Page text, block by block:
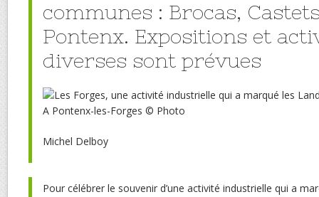
communes : Brocas,
Pontenx. Expositions et
diverses sont prévues
A Pontenx-les-Forges © Photo
Michel Delboy
Pour célébrer le souvenir d’une activité industrielle qui a